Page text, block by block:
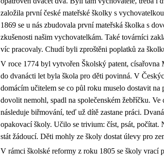
založila první české mateřské školky s
1869 se u nás zbudovala první mateřská školka s
zkušenosti našim vychovatelkám. Také továrníci
víc pracovaly. Chudí byli zproštěni poplatků za
V roce 1774 byl vytvořen Školský patent, císařovna
do dvanácti let byla škola pro děti povinná. V
domácím učitelem se co půl roku muselo dostavit
dovolit nemohl, spadl na společenském žebříčku.
následuje biřmování, teď už dítě zastane práci.
opakovací školy. Učilo se trivium: číst, psát,
stát žádoucí. Děti mohly ze školy dostat úlevy pro
V rámci školské reformy z roku 1805 se školy vrací